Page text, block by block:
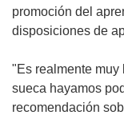
promoción del
disposiciones de
"Es realmente muy
sueca hayamos
recomendación